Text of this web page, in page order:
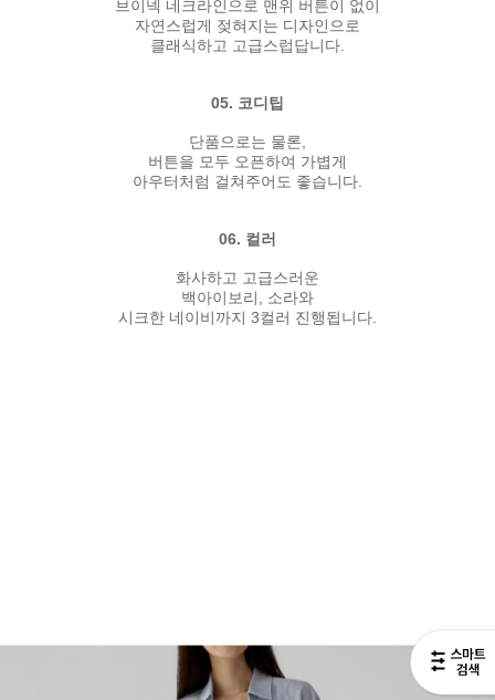
브이넥 네크라인으로 맨위 버튼이 없이
자연스럽게 젖혀지는 디자인으로
클래식하고 고급스럽답니다.
05. 코디팁
단품으로는 물론,
버튼을 모두 오픈하여 가볍게
아우터처럼 걸쳐주어도 좋습니다.
06. 컬러
화사하고 고급스러운
백아이보리, 소라와
시크한 네이비까지 3컬러 진행됩니다.